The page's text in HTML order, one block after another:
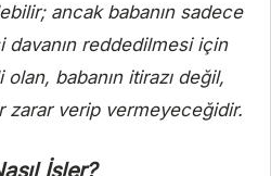
ancak babanın sadece
reddedilmesi için
babanın itirazı değil,
zarar verip vermeyeceğidir.
İşler?